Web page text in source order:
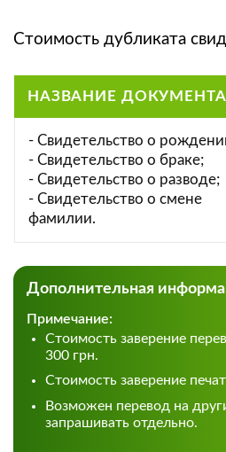
Стоимость дубликата
НАЗВАНИЕ ДОКУМЕНТА
- Свидетельство о
- Свидетельство о браке;
- Свидетельство о разводе;
- Свидетельство о смене
фамилии.
Дополнительная
Примечание:
Стоимость заверение
300 грн.
Стоимость заверение
Возможен перевод на
запрашивать отдельно.